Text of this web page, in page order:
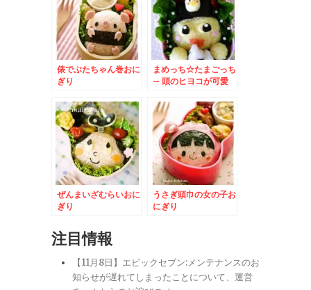
俵でぶたちゃん巻おに
ぎり
まめっち☆たまごっち
– 頭のヒヨコが可愛
弁当
ぜんまいざむらいおに
ぎり
うさぎ頭巾の女の子お
にぎり
注目情報
【11月8日】エピックセブン:メンテナンスのお
知らせが遅れてしまったことについて、運営